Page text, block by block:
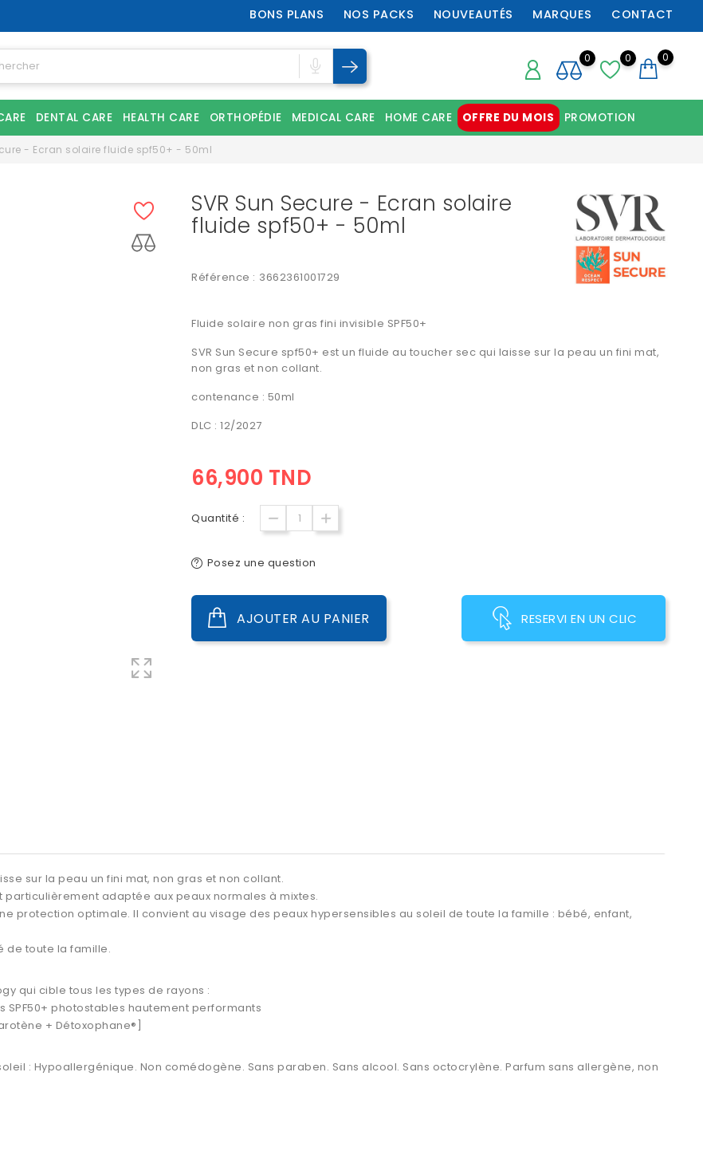
BONS PLANS NOS PACKS NOUVEAUTÉS MARQUES CONTACT
0 0
0
DENTAL CARE HEALTH CARE ORTHOPÉDIE MEDICAL CARE HOME CARE OFFRE DU MOIS PROMOTION
- Ecran solaire fluide spf50+ - 50ml
SVR Sun Secure - Ecran solaire
fluide spf50+ - 50ml
Référence : 3662361001729
Fluide solaire non gras fini invisible SPF50+
SVR Sun Secure spf50+ est un fluide au toucher sec qui laisse sur la peau un fini mat,
non gras et non collant.
contenance : 50ml
DLC : 12/2027
66,900 TND
Quantité :
Posez une question
AJOUTER AU PANIER RESERVI EN UN CLIC
sur la peau un fini mat, non gras et non collant.
particulièrement adaptée aux peaux normales à mixtes.
protection optimale. Il convient au visage des peaux hypersensibles au soleil de toute la famille : bébé, enfant,
de toute la famille.
qui cible tous les types de rayons :
SPF50+ photostables hautement performants
+ Détoxophane®]
: Hypoallergénique. Non comédogène. Sans paraben. Sans alcool. Sans octocrylène. Parfum sans allergène, non